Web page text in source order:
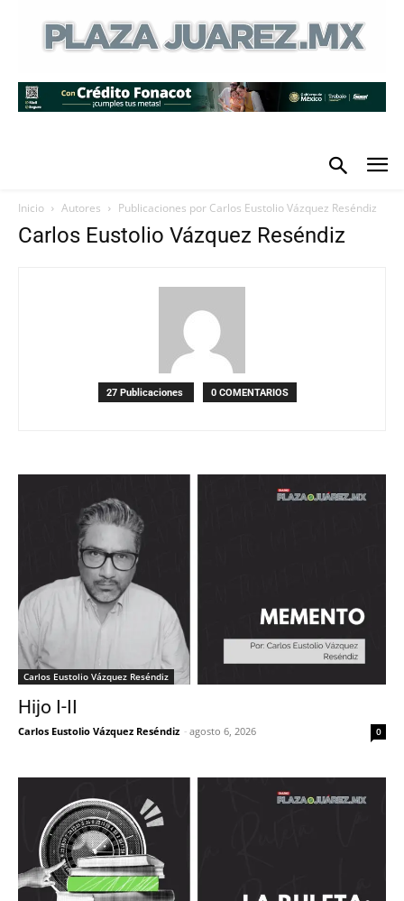
Inicio Autores Publicaciones por Carlos Eustolio Vázquez Reséndiz
Carlos Eustolio Vázquez Reséndiz
27 Publicaciones 0 COMENTARIOS
Carlos Eustolio Vázquez Reséndiz
Hijo I-II
Carlos Eustolio Vázquez Reséndiz - agosto 6, 2026 0